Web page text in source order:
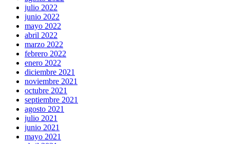
julio 2022
junio 2022
mayo 2022
abril 2022
marzo 2022
febrero 2022
enero 2022
diciembre 2021
noviembre 2021
octubre 2021
septiembre 2021
agosto 2021
julio 2021
junio 2021
mayo 2021